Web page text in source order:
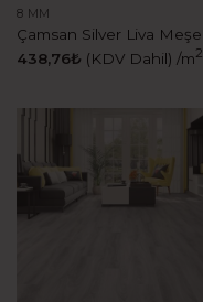
8 MM
Çamsan Silver Liva Meşe
438,76₺ (KDV Dahil) /m2